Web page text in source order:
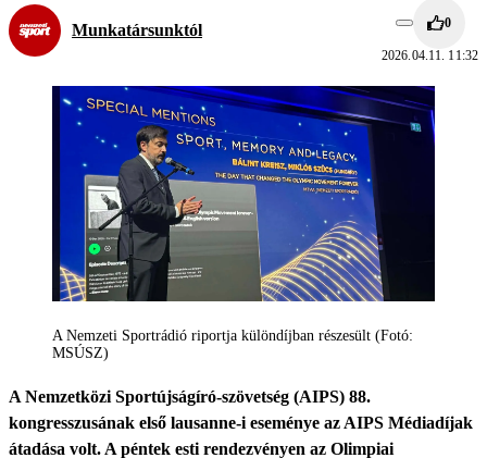
Munkatársunktól 0
2026.04.11. 11:32
A Nemzeti Sportrádió riportja különdíjban részesült (Fotó:
MSÚSZ)
A Nemzetközi Sportújságíró-szövetség (AIPS) 88.
kongresszusának első lausanne-i eseménye az AIPS Médiadíjak
átadása volt. A péntek esti rendezvényen az Olimpiai